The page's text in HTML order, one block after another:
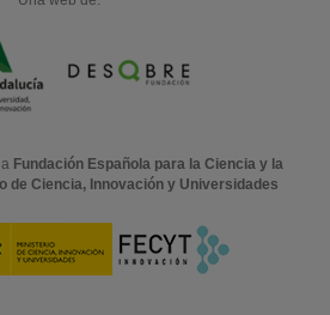
Fundación Española para la Ciencia y la
de Ciencia, Innovación y Universidades